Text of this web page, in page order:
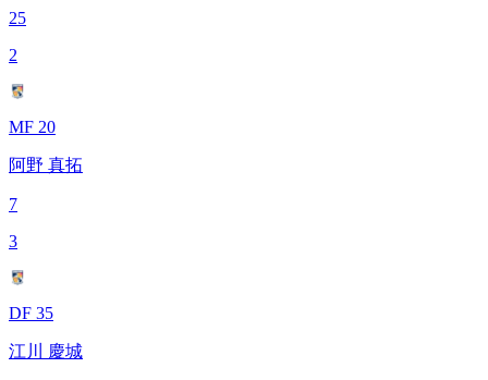
25
2
MF 20
阿野 真拓
7
3
DF 35
江川 慶城